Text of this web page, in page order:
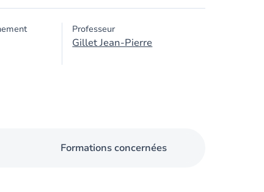
Professeur
Gillet Jean-Pierre
Formations concernées